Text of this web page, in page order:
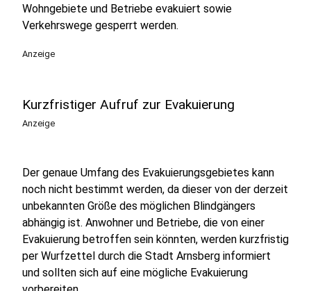
Wohngebiete und Betriebe evakuiert sowie
Verkehrswege gesperrt werden.
Anzeige
Kurzfristiger Aufruf zur Evakuierung
Anzeige
Der genaue Umfang des Evakuierungsgebietes kann
noch nicht bestimmt werden, da dieser von der derzeit
unbekannten Größe des möglichen Blindgängers
abhängig ist. Anwohner und Betriebe, die von einer
Evakuierung betroffen sein könnten, werden kurzfristig
per Wurfzettel durch die Stadt Arnsberg informiert
und sollten sich auf eine mögliche Evakuierung